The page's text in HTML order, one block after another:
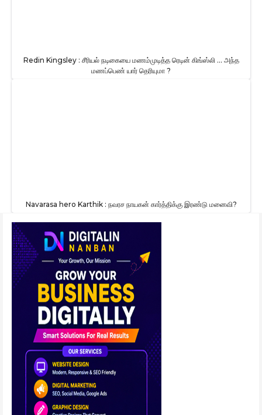
Redin Kingsley : சீரியல் நடிகையை மணம்முடித்த ரெடின் கிங்ஸ்லி … அந்த
மணப்பெண் யார் தெரியுமா ?
Navarasa hero Karthik : நவரச நாயகன் கார்த்திக்கு இரண்டு மனைவி?